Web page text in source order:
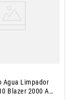
Agua Limpador
Blazer 2000 A